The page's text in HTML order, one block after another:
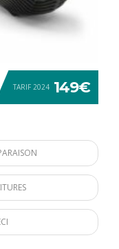
TARIF 2024 149€